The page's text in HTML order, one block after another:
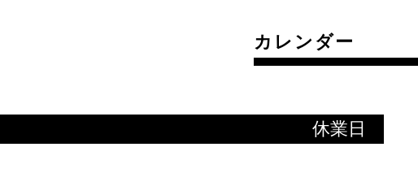
カレンダー
休業日